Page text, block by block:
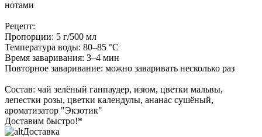
нотами
Рецепт:
Пропорции: 5 г/500 мл
Температура воды: 80–85 °C
Время заваривания: 3–4 мин
Повторное заваривание: можно заваривать несколько раз
Состав: чай зелёный ганпаудер, изюм, цветки мальвы,
лепестки розы, цветки календулы, ананас сушёный,
ароматизатор "Экзотик"
Доставим быстро!*
Доставка